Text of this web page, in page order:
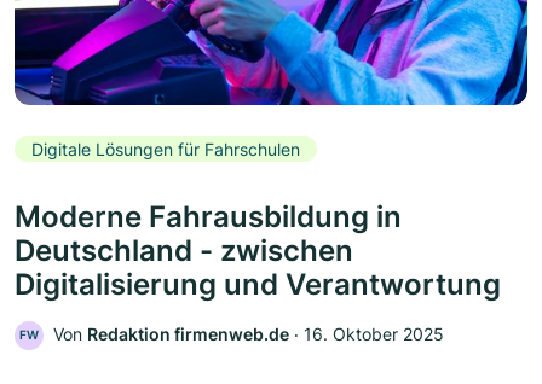
Digitale Lösungen für Fahrschulen
Moderne Fahrausbildung in
Deutschland - zwischen
Digitalisierung und Verantwortung
FW Von Redaktion firmenweb.de ‧ 16. Oktober 2025